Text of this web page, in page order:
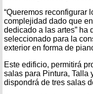
“Queremos reconfigurar
complejidad dado que
dedicado a las artes” ha
seleccionado para la
exterior en forma de
Este edificio, permitirá
salas para Pintura, Talla
dispondrá de tres salas